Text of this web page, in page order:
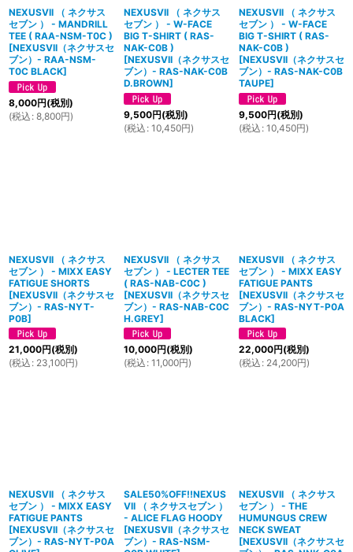
NEXUSVII （ ネクサス
セブン ） - MANDRILL
TEE ( RAA-NSM-T0C )
[NEXUSVII（ネクサスセ
ブン）- RAA-NSM-
T0C BLACK]
8,000円(税別)
(税込 : 8,800円)
NEXUSVII （ ネクサス
セブン ） - W-FACE
BIG T-SHIRT ( RAS-
NAK-C0B )
[NEXUSVII（ネクサスセ
ブン）- RAS-NAK-C0B
D.BROWN]
9,500円(税別)
(税込 : 10,450円)
NEXUSVII （ ネクサス
セブン ） - W-FACE
BIG T-SHIRT ( RAS-
NAK-C0B )
[NEXUSVII（ネクサスセ
ブン）- RAS-NAK-C0B
TAUPE]
9,500円(税別)
(税込 : 10,450円)
NEXUSVII （ ネクサス
セブン ） - MIXX EASY
FATIGUE SHORTS
[NEXUSVII（ネクサスセ
ブン）- RAS-NYT-
P0B]
21,000円(税別)
(税込 : 23,100円)
NEXUSVII （ ネクサス
セブン ） - LECTER TEE
( RAS-NAB-C0C )
[NEXUSVII（ネクサスセ
ブン）- RAS-NAB-C0C
H.GREY]
10,000円(税別)
(税込 : 11,000円)
NEXUSVII （ ネクサス
セブン ） - MIXX EASY
FATIGUE PANTS
[NEXUSVII（ネクサスセ
ブン）- RAS-NYT-P0A
BLACK]
22,000円(税別)
(税込 : 24,200円)
NEXUSVII （ ネクサス
セブン ） - MIXX EASY
FATIGUE PANTS
[NEXUSVII（ネクサスセ
ブン）- RAS-NYT-P0A
SALE50%OFF!!NEXUS
VII （ ネクサスセブン ）
- ALICE FLAG HOODY
[NEXUSVII（ネクサスセ
ブン）- RAS-NSM-
NEXUSVII （ ネクサス
セブン ） - THE
HUMUNGUS CREW
NECK SWEAT
[NEXUSVII（ネクサスセ